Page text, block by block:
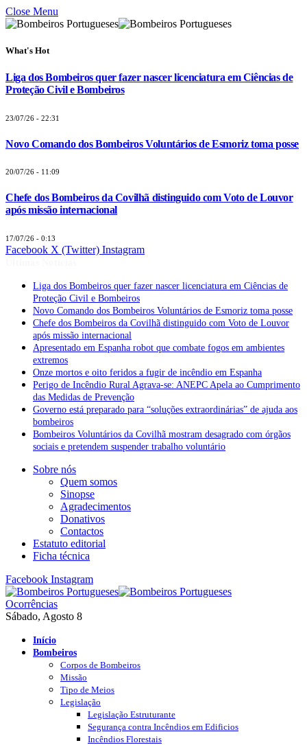
Close Menu
What's Hot
Liga dos Bombeiros quer fazer nascer licenciatura em Ciências de
Proteção Civil e Bombeiros
23/07/26 - 22:31
Novo Comando dos Bombeiros Voluntários de Esmoriz toma posse
20/07/26 - 11:09
Chefe dos Bombeiros da Covilhã distinguido com Voto de Louvor
após missão internacional
17/07/26 - 0:13
Facebook X (Twitter) Instagram
Liga dos Bombeiros quer fazer nascer licenciatura em Ciências de
Proteção Civil e Bombeiros
Novo Comando dos Bombeiros Voluntários de Esmoriz toma posse
Chefe dos Bombeiros da Covilhã distinguido com Voto de Louvor
após missão internacional
Apresentado em Espanha robot que combate fogos em ambientes
extremos
Onze mortos e oito feridos a fugir de incêndio em Espanha
Perigo de Incêndio Rural Agrava-se: ANEPC Apela ao Cumprimento
das Medidas de Prevenção
Governo está preparado para “soluções extraordinárias” de ajuda aos
bombeiros
Bombeiros Voluntários da Covilhã mostram desagrado com órgãos
sociais e pretendem suspender trabalho voluntário
Sobre nós
Quem somos
Sinopse
Agradecimentos
Donativos
Contactos
Estatuto editorial
Ficha técnica
Facebook Instagram
Ocorrências
Sábado, Agosto 8
Início
Bombeiros
Corpos de Bombeiros
Missão
Tipo de Meios
Legislação
Legislação Estruturante
Segurança contra Incêndios em Edificios
Incêndios Florestais